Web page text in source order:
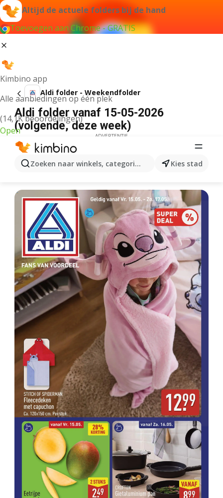
Altijd de actuele folders bij de hand
Toevoegen aan Chrome - GRATIS
Kimbino app
Alle aanbiedingen op één plek
(14,1K beoordelingen)
Open
Zoeken naar winkels, categorieën, producten...
Kies stad
Aldi folder - Weekendfolder
Aldi folder vanaf 15-05-2026
(volgende, deze week)
ADVERTENTIE